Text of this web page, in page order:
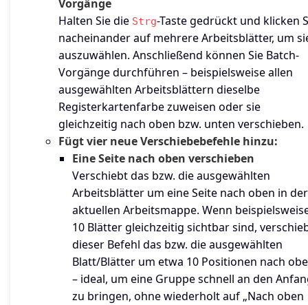
Vorgänge
Halten Sie die Strg-Taste gedrückt und klicken
nacheinander auf mehrere Arbeitsblätter, um
auszuwählen. Anschließend können Sie Batch-
Vorgänge durchführen – beispielsweise allen
ausgewählten Arbeitsblättern dieselbe
Registerkartenfarbe zuweisen oder sie
gleichzeitig nach oben bzw. unten verschieben.
Fügt vier neue Verschiebebefehle hinzu:
Eine Seite nach oben verschieben
Verschiebt das bzw. die ausgewählten
Arbeitsblätter um eine Seite nach oben in der
aktuellen Arbeitsmappe. Wenn
10 Blätter gleichzeitig sichtbar sind,
dieser Befehl das bzw. die ausgewählten
Blatt/Blätter um etwa 10 Positionen nach
– ideal, um eine Gruppe schnell an den
zu bringen, ohne wiederholt auf „Nach oben